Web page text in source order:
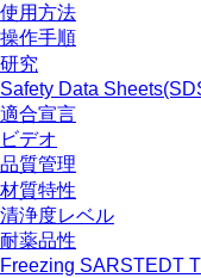
使用方法
操作手順
研究
Safety Data
適合宣言
ビデオ
品質管理
材質特性
清浄度レベル
耐薬品性
Freezing SARSTEDT